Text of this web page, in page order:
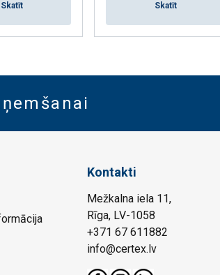
Skatīt Skatīt
Kontakti
Mežkalna iela 11,
Rīga, LV-1058
+371 67 611882
info@certex.lv